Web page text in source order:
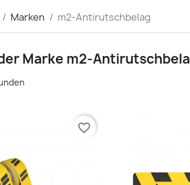
Marken m2-Antirutschbelag
Marke m2-
favorite_border